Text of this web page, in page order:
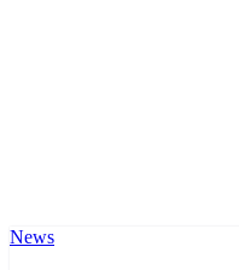
News